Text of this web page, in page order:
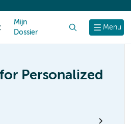
Menu
Mijn
Dossier
Personalized